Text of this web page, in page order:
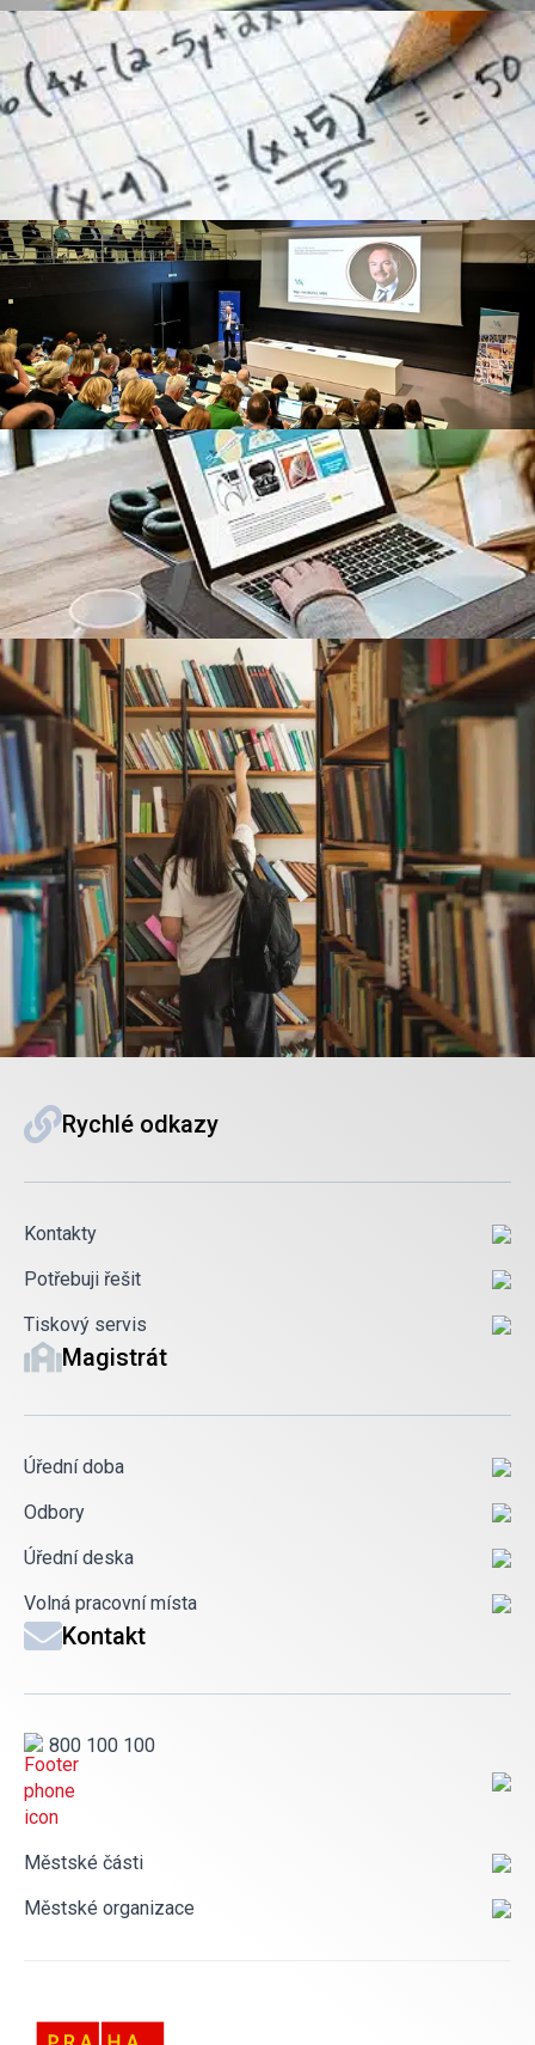
Rychlé odkazy
Kontakty
Potřebuji řešit
Tiskový servis
Magistrát
Úřední doba
Odbory
Úřední deska
Volná pracovní místa
Kontakt
800 100 100
Městské části
Městské organizace